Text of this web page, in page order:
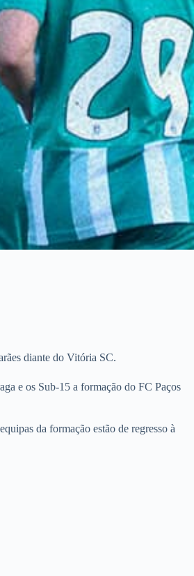
diante do Vitória SC.
e os Sub-15 a formação do FC Paços
da formação estão de regresso à